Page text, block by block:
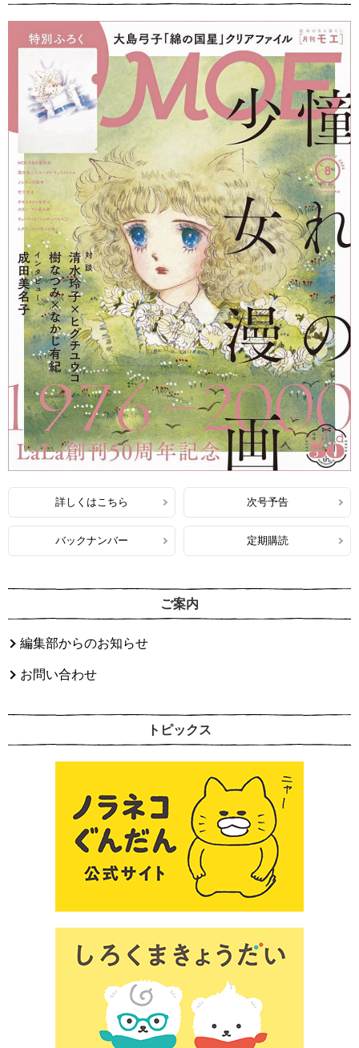
詳しくはこちら 次号予告
バックナンバー 定期購読
ご案内
編集部からのお知らせ
お問い合わせ
トピックス